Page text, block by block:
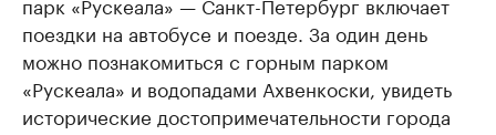
поездки на автобусе и поезде. За один день
можно познакомиться с горным парком
«Рускеала» и водопадами Ахвенкоски, увидеть
исторические достопримечательности города